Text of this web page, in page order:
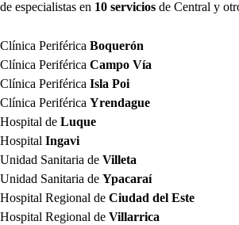
de especialistas en 10 servicios de Central y
Clínica Periférica Boquerón
Clínica Periférica Campo Vía
Clínica Periférica Isla Poi
Clínica Periférica Yrendague
Hospital de Luque
Hospital Ingavi
Unidad Sanitaria de Villeta
Unidad Sanitaria de Ypacaraí
Hospital Regional de Ciudad del Este
Hospital Regional de Villarrica